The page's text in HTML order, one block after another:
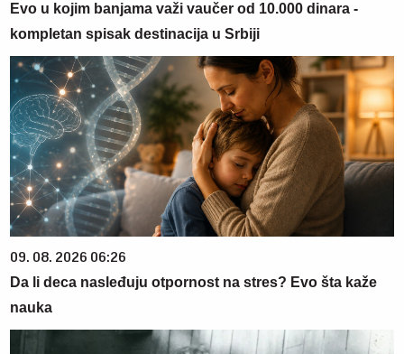
Evo u kojim banjama važi vaučer od 10.000 dinara -
kompletan spisak destinacija u Srbiji
09. 08. 2026 06:26
Da li deca nasleđuju otpornost na stres? Evo šta kaže
nauka